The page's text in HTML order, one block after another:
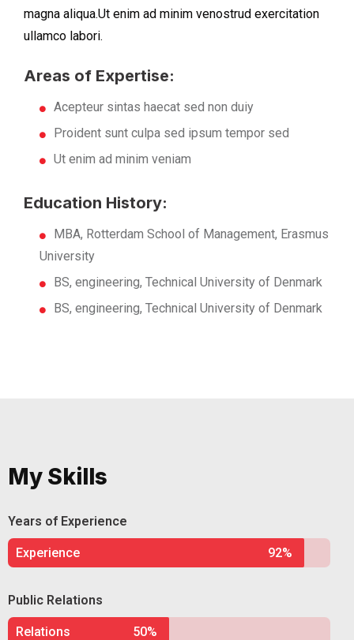
magna aliqua.Ut enim ad minim venostrud exercitation
ullamco labori.
Areas of Expertise:
Acepteur sintas haecat sed non duiy
Proident sunt culpa sed ipsum tempor sed
Ut enim ad minim veniam
Education History:
MBA, Rotterdam School of Management, Erasmus
University
BS, engineering, Technical University of Denmark
BS, engineering, Technical University of Denmark
My Skills
Years of Experience
Experience 92%
Public Relations
Relations 50%